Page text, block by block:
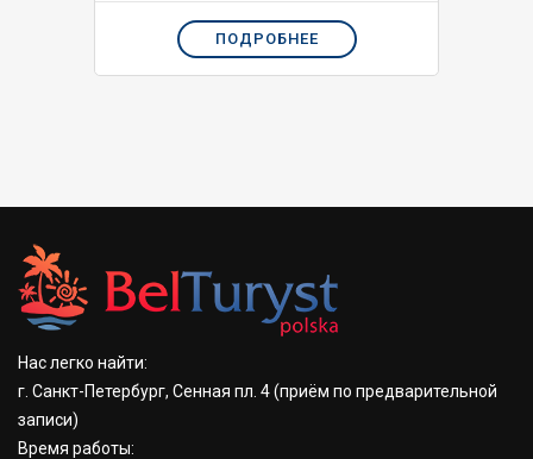
ПОДРОБНЕЕ
Нас легко найти:
г. Санкт-Петербург, Сенная пл. 4(приём по предварительной
записи)
Время работы: